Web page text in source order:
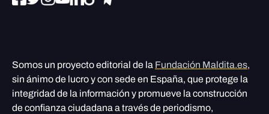
Somos un proyecto editorial de la Fundación Maldita.es,
sin ánimo de lucro y con sede en España, que protege la
integridad de la información y promueve la construcción
de confianza ciudadana a través de periodismo,